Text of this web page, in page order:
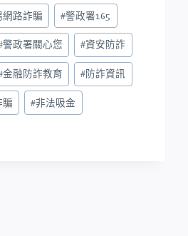
網路詐騙 #警政署165
警政署關心您 #資安防詐
金融防詐教育 #防詐資訊
騙 #非法吸金